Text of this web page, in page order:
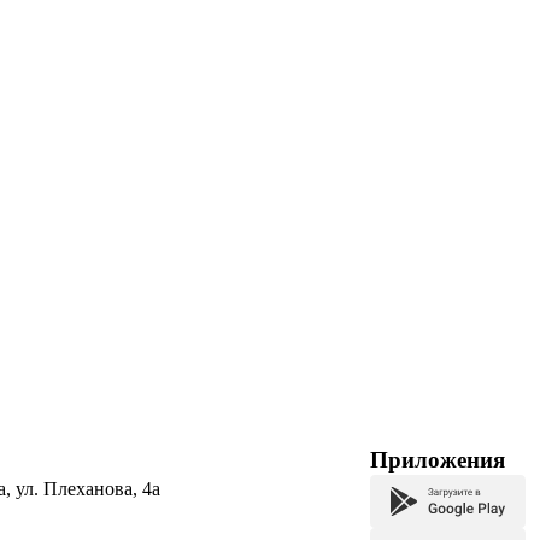
ул. Плеханова, 4а
Приложения